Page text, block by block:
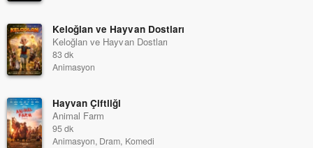
Keloğlan ve Hayvan Dostları
Keloğlan ve Hayvan Dostları
83 dk
Animasyon
Hayvan Çiftliği
Animal Farm
95 dk
Animasyon, Dram, Komedi